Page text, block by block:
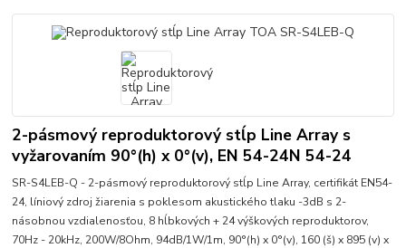
2-pásmový reproduktorový stĺp Line Array s
vyžarovaním 90°(h) x 0°(v), EN 54-24N 54-24
SR-S4LEB-Q - 2-pásmový reproduktorový stĺp Line Array, certifikát EN54-
24, líniový zdroj žiarenia s poklesom akustického tlaku -3dB s 2-
násobnou vzdialenosťou, 8 hĺbkových + 24 výškových reproduktorov,
70Hz - 20kHz, 200W/8Ohm, 94dB/1W/1m, 90°(h) x 0°(v), 160 (š) x 895 (v) x